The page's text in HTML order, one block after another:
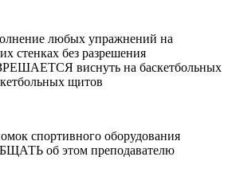
любых упражнений на
стенках без разрешения
виснуть на баскетбольных
щитов
спортивного оборудования
об этом преподавателю